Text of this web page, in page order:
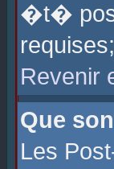
�t�
Revenir
Que
Les